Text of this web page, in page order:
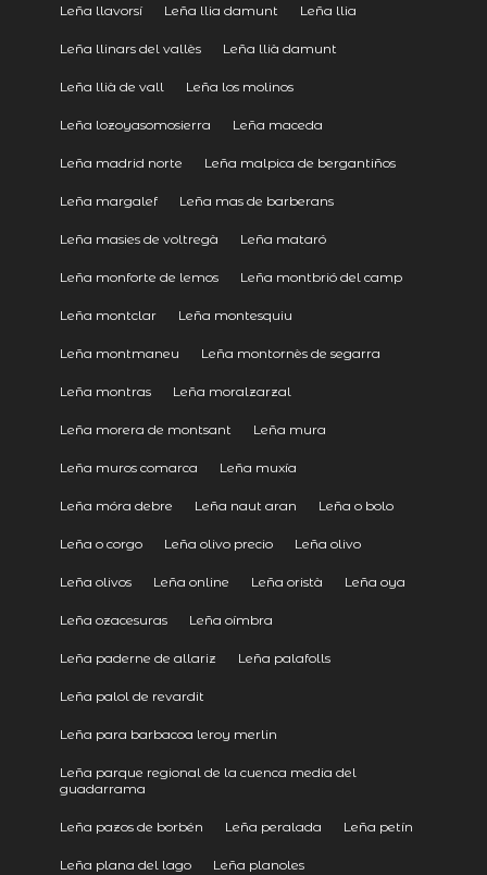
Leña llavorsí Leña llia damunt Leña llia
Leña llinars del vallès Leña llià damunt
Leña llià de vall Leña los molinos
Leña lozoyasomosierra Leña maceda
Leña madrid norte Leña malpica de bergantiños
Leña margalef Leña mas de barberans
Leña masies de voltregà Leña mataró
Leña monforte de lemos Leña montbrió del camp
Leña montclar Leña montesquiu
Leña montmaneu Leña montornès de segarra
Leña montras Leña moralzarzal
Leña morera de montsant Leña mura
Leña muros comarca Leña muxía
Leña móra debre Leña naut aran Leña o bolo
Leña o corgo Leña olivo precio Leña olivo
Leña olivos Leña online Leña oristà Leña oya
Leña ozacesuras Leña oímbra
Leña paderne de allariz Leña palafolls
Leña palol de revardit
Leña para barbacoa leroy merlin
Leña parque regional de la cuenca media del
guadarrama
Leña pazos de borbén Leña peralada Leña petín
Leña plana del lago Leña planoles